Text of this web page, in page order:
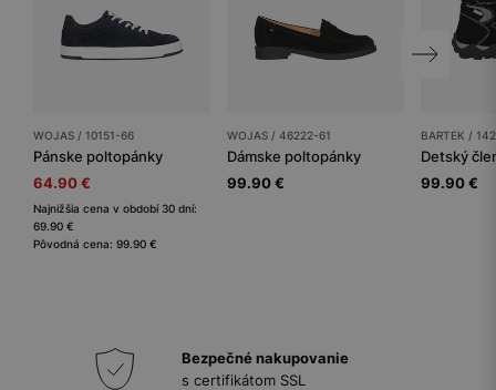
WOJAS / 10151-66
Pánske poltopánky
64.90 €
Najnižšia cena v období 30 dní:
69.90 €
Pôvodná cena: 99.90 €
WOJAS / 46222-61
Dámske poltopánky
99.90 €
BARTEK /
99.90 €
Bezpečné nakupovanie
s certifikátom SSL